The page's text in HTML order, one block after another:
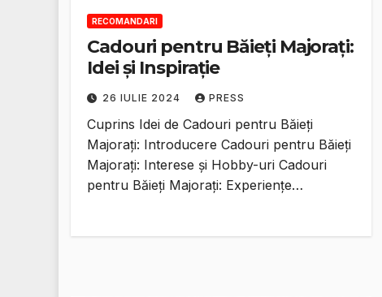
RECOMANDARI
Cadouri pentru Băieți Majorați:
Idei și Inspirație
26 IULIE 2024 PRESS
Cuprins Idei de Cadouri pentru Băieți
Majorați: Introducere Cadouri pentru Băieți
Majorați: Interese și Hobby-uri Cadouri
pentru Băieți Majorați: Experiențe…